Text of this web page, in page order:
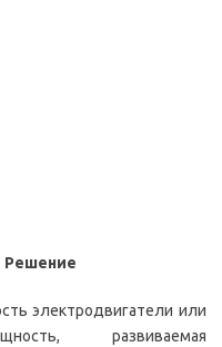
Решение
электродвигатели или
развиваемая